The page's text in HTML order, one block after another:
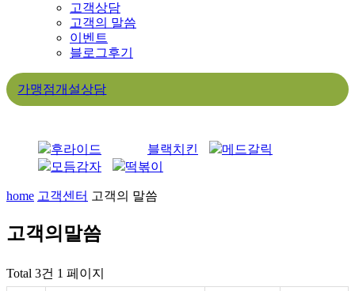
고객상담
고객의 말씀
이벤트
블로그후기
가맹점개설상담
후라이드 블랙치킨
메드갈릭
모듬감자
떡볶이
home 고객센터 고객의 말씀
고객의말씀
Total 3건 1 페이지